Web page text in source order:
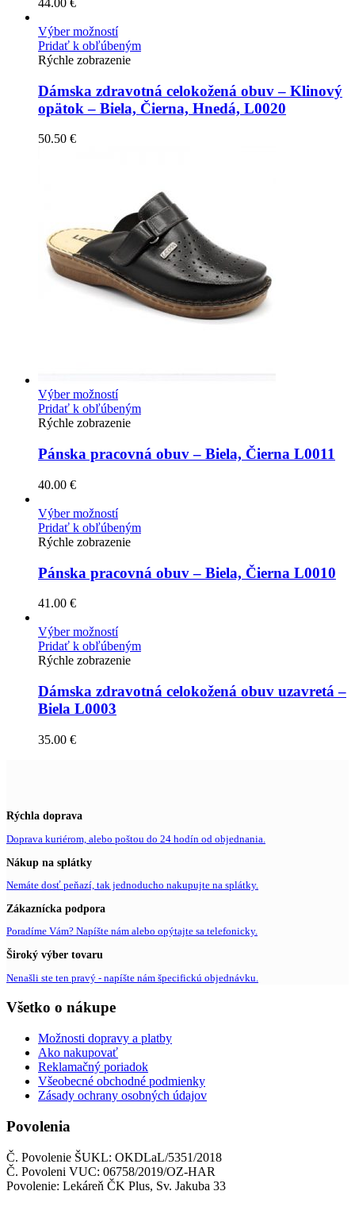
44.00 €
Výber možností
Pridať k obľúbeným
Rýchle zobrazenie
Dámska zdravotná celokožená obuv – Klinový
opätok – Biela, Čierna, Hnedá, L0020
50.50 €
Výber možností
Pridať k obľúbeným
Rýchle zobrazenie
Pánska pracovná obuv – Biela, Čierna L0011
40.00 €
Výber možností
Pridať k obľúbeným
Rýchle zobrazenie
Pánska pracovná obuv – Biela, Čierna L0010
41.00 €
Výber možností
Pridať k obľúbeným
Rýchle zobrazenie
Dámska zdravotná celokožená obuv uzavretá –
Biela L0003
35.00 €
Rýchla doprava
Doprava kuriérom, alebo poštou do 24 hodín od objednania.
Nákup na splátky
Nemáte dosť peňazí, tak jednoducho nakupujte na splátky.
Zákaznícka podpora
Poradíme Vám? Napíšte nám alebo opýtajte sa telefonicky.
Široký výber tovaru
Nenašli ste ten pravý - napíšte nám špecifickú objednávku.
Všetko o nákupe
Možnosti dopravy a platby
Ako nakupovať
Reklamačný poriadok
Všeobecné obchodné podmienky
Zásady ochrany osobných údajov
Povolenia
Č. Povolenie ŠUKL: OKDLaL/5351/2018
Č. Povoleni VUC: 06758/2019/OZ-HAR
Povolenie: Lekáreň ČK Plus, Sv. Jakuba 33